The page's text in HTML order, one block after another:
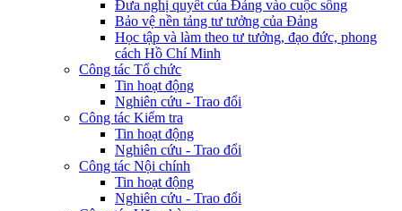
Đưa nghị quyết của Đảng vào cuộc sống
Bảo vệ nền tảng tư tưởng của Đảng
Học tập và làm theo tư tưởng, đạo đức, phong
cách Hồ Chí Minh
Công tác Tổ chức
Tin hoạt động
Nghiên cứu - Trao đổi
Công tác Kiểm tra
Tin hoạt động
Nghiên cứu - Trao đổi
Công tác Nội chính
Tin hoạt động
Nghiên cứu - Trao đổi